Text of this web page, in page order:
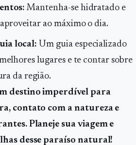
Mantenha-se hidratado e
ao máximo o dia.
local: Um guia especializado
lugares e te contar sobre
da região.
destino imperdível para
contato com a natureza e
Planeje sua viagem e
desse paraíso natural!